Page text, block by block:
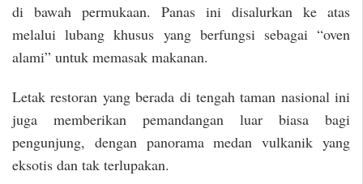
di bawah permukaan. Panas ini disalurkan ke atas
melalui lubang khusus yang berfungsi sebagai “oven
alami” untuk memasak makanan.
Letak restoran yang berada di tengah taman nasional ini
juga memberikan pemandangan luar biasa bagi
pengunjung, dengan panorama medan vulkanik yang
eksotis dan tak terlupakan.